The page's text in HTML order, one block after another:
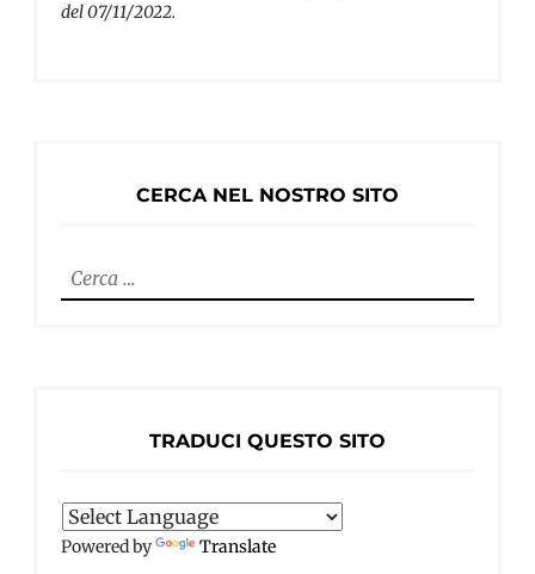
del 07/11/2022.
CERCA NEL NOSTRO SITO
Ricerca
per:
TRADUCI QUESTO SITO
Powered by Translate